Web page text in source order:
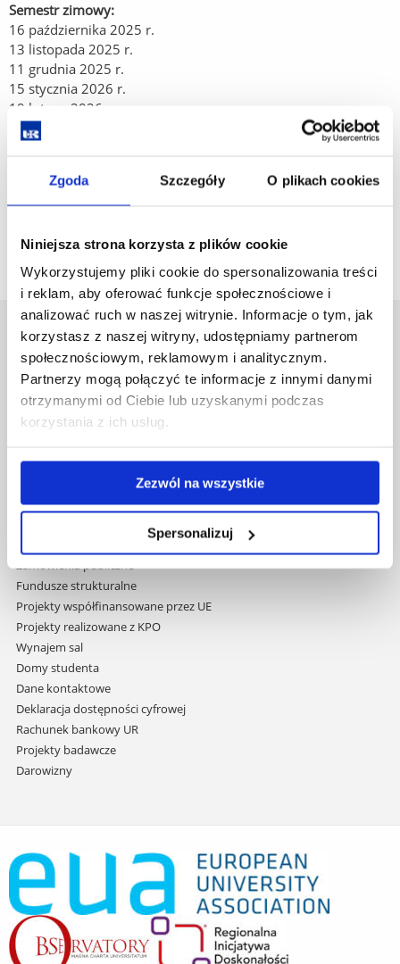
Zgoda Szczegóły O plikach cookies
Niniejsza strona korzysta z plików cookie
Wykorzystujemy pliki cookie do spersonalizowania treści
i reklam, aby oferować funkcje społecznościowe i
analizować ruch w naszej witrynie. Informacje o tym, jak
korzystasz z naszej witryny, udostępniamy partnerom
społecznościowym, reklamowym i analitycznym.
Partnerzy mogą połączyć te informacje z innymi danymi
otrzymanymi od Ciebie lub uzyskanymi podczas
korzystania z ich usług.
Zezwól na wszystkie
Spersonalizuj
Semestr zimowy:
16 października 2025 r.
13 listopada 2025 r.
11 grudnia 2025 r.
15 stycznia 2026 r.
19 lutego 2026 r.
16 kwietnia 2026 r.
14 maja 2026 r.
17 września 2026 r.
Uniwersytet Rzeszowski
Al. Tadeusza Rejtana 16C
35-959 Rzeszów
Pomiń
treści
Polityka prywatności
Biblioteka
Covid info
Zamówienia publiczne
Fundusze strukturalne
Projekty współfinansowane przez UE
Projekty realizowane z KPO
Wynajem sal
Domy studenta
Dane kontaktowe
Deklaracja dostępności cyfrowej
Rachunek bankowy UR
Projekty badawcze
Darowizny